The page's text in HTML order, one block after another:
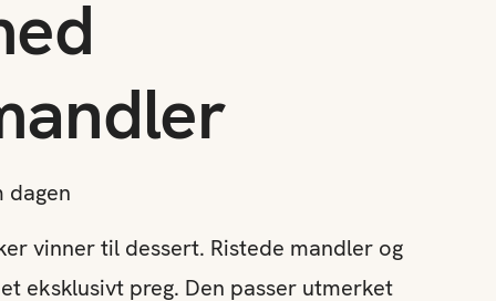
dagen
vinner til dessert. Ristede mandler og
eksklusivt preg. Den passer utmerket